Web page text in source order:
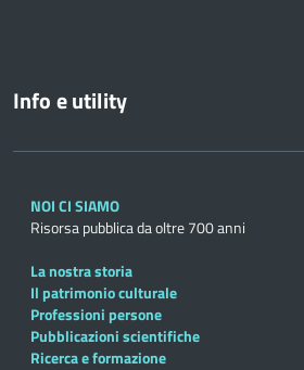
Info e utility
NOI CI SIAMO
Risorsa pubblica da oltre 700 anni
La nostra storia
Il patrimonio culturale
Professioni persone
Pubblicazioni scientifiche
Ricerca e formazione